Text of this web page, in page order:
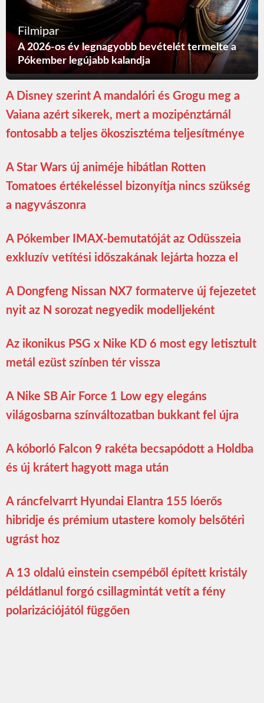
Filmipar
A 2026-os év legnagyobb bevételét termelte a
Pókember legújabb kalandja
A Disney szerint A mandalóri és Grogu meg a
Vaiana azért sikerek, mert a mozipénztárnál
fontosabb a teljes ökoszisztéma teljesítménye
A Star Wars új animéje hibátlan Rotten
Tomatoes értékeléssel bizonyítja nincs szükség
a nagyvászonra
A Pókember IMAX-bemutatóját az Odüsszeia
exkluzív vetítési időszakának lejárta hozza el
A Dongfeng Nissan NX7 formaterve új fejezetet
nyit az N sorozat negyedik modelljeként
Az ikonikus PSG x Nike KD 6 most egy letisztult
metál ezüst színben tér vissza
A Nike SB Air Force 1 Low egy elegáns
világosbarna színváltozatban bukkant fel újra
A kóborló Falcon 9 rakéta becsapódott a Holdba
és új krátert hagyott maga után
A ráncfelvarrt Hyundai Elantra 155 lóerős
hibridje és prémium utastere komoly belsőtéri
ugrást hoz
A 13 oldalú einstein csempéből épített kristály
példátlanul forgó csillagmintát vetít a fény
polarizációjától függően